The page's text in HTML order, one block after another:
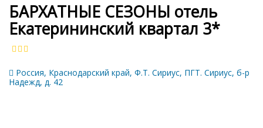
БАРХАТНЫЕ СЕЗОНЫ отель
Екатерининский квартал 3*
Россия, Краснодарский край, Ф.Т. Сириус, ПГТ. Сириус, б-р
Надежд, д. 42